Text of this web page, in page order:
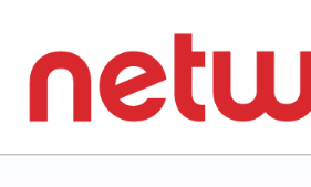
springen